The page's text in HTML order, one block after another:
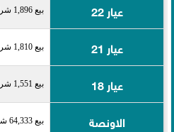
عيار 22 بيع 1,896 شراء 1,938
عيار 21 بيع 1,810 شراء 1,850
عيار 18 بيع 1,551 شراء 1,586
الاونصة بيع 64,333 شراء 65,754